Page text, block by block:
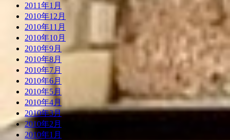
2011年1月
2010年12月
2010年11月
2010年10月
2010年9月
2010年8月
2010年7月
2010年6月
2010年5月
2010年4月
2010年3月
2010年2月
2010年1月